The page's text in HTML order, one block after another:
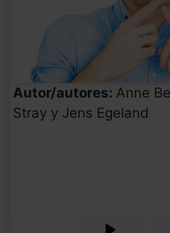
Autor/autores: Anne
Stray y Jens Egeland